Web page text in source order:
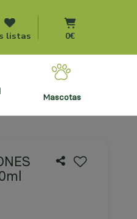
listasIr al carrito
0€
mascotas